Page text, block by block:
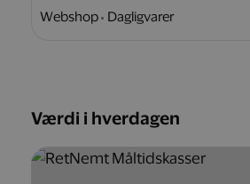
Webshop Dagligvarer
Værdi i hverdagen